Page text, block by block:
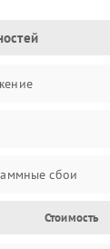
сбои
Стоимость